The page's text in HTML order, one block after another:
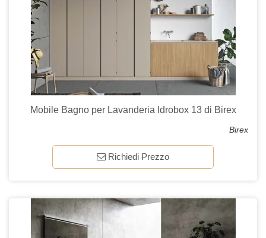
Mobile Bagno per Lavanderia Idrobox 13 di Birex
Birex
Richiedi Prezzo